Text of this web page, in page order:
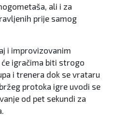
ali i za
prije samog
i improvizovanim
igračima biti strogo
i trenera dok se vrataru
protoka igre uvodi se
od pet sekundi za